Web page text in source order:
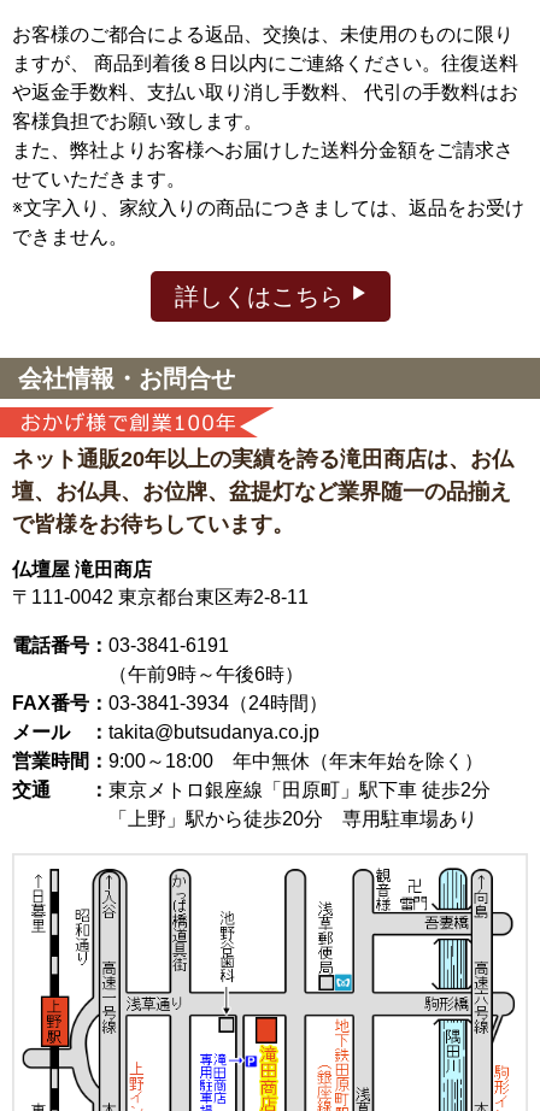
お客様のご都合による返品、交換は、未使用のものに限り
ますが、
商品到着後８日以内にご連絡ください。往復送料
や返金手数料、支払い取り消し手数料、 代引の手数料はお
客様負担でお願い致します。
また、弊社よりお客様へお届けした送料分金額をご請求さ
せていただきます。
※文字入り、家紋入りの商品につきましては、返品をお受け
できません。
詳しくはこちら
会社情報・お問合せ
ネット通販20年以上の実績を誇る滝田商店は、 お仏
壇、お仏具、お位牌、盆提灯など業界随一の品揃え
で皆様をお待ちしています。
仏壇屋 滝田商店
〒111-0042 東京都台東区寿2-8-11
電話番号： 03-3841-6191
（午前9時～午後6時）
FAX番号： 03-3841-3934（24時間）
メール ： takita@butsudanya.co.jp
営業時間： 9:00～18:00 年中無休（年末年始を除く）
交通 ： 東京メトロ銀座線「田原町」駅下車 徒歩2分
「上野」駅から徒歩20分 専用駐車場あり